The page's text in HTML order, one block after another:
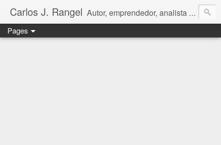
Carlos J. Rangel Autor, emprendedor, analista económico y político. Artículos y Ensayos, tanto en español como en inglés, sobre la condición de Venezuela y otros temas de interés internacional.
Pages